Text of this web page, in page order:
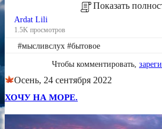
Показать
Ardat Lili
1.5K просмотров
#мысливслух #бытовое
Чтобы комментировать,
Осень, 24 сентября 2022
ХОЧУ НА МОРЕ.